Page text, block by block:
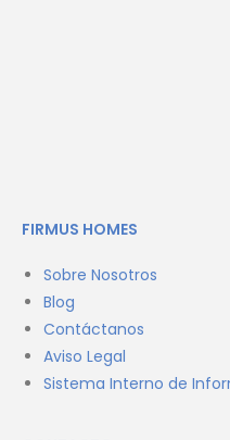
FIRMUS HOMES
Sobre Nosotros
Blog
Contáctanos
Aviso Legal
Sistema Interno de